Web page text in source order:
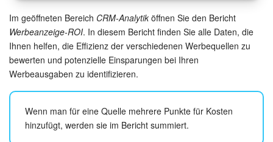
Im geöffneten Bereich CRM-Analytik öffnen Sie den Bericht
Werbeanzeige-ROI. In diesem Bericht finden Sie alle Daten, die
Ihnen helfen, die Effizienz der verschiedenen Werbequellen zu
bewerten und potenzielle Einsparungen bei Ihren
Werbeausgaben zu identifizieren.
Wenn man für eine Quelle mehrere Punkte für Kosten
hinzufügt, werden sie im Bericht summiert.